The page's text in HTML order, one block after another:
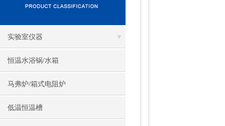
实验室仪器
恒温水浴锅/水箱
马弗炉/箱式电阻炉
低温恒温槽